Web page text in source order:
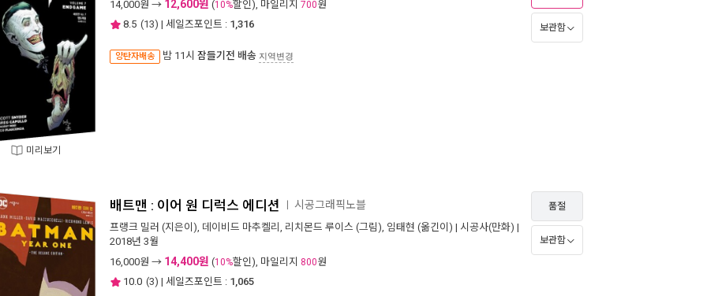
미리보기
14,000원 → 12,600원 (10%할인), 마일리지 700원
8.5 (13) | 세일즈포인트 : 1,316
양탄자배송 밤 11시 잠들기전 배송 지역변경
보관함
배트맨 : 이어 원 디럭스 에디션 시공그래픽노블
프랭크 밀러 (지은이), 데이비드 마추켈리 , 리치몬드 루이스 (그림), 임태현 (옮긴이) | 시공사(만화) |
2018년 3월
16,000원 → 14,400원 (10%할인), 마일리지 800원
10.0 (3) | 세일즈포인트 : 1,065
품절
보관함